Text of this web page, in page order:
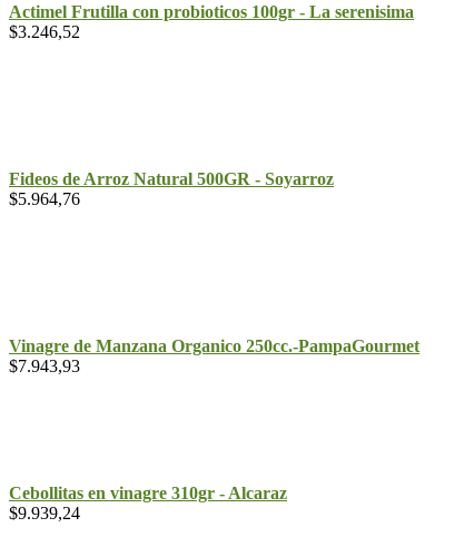
Actimel Frutilla con probioticos 100gr - La serenisima
$3.246,52
Fideos de Arroz Natural 500GR - Soyarroz
$5.964,76
Vinagre de Manzana Organico 250cc.-PampaGourmet
$7.943,93
Cebollitas en vinagre 310gr - Alcaraz
$9.939,24